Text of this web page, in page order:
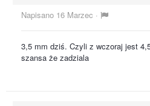
Napisano 16 Marzec ·
3,5 mm dziś. Czyli z wczoraj jest
szansa że zadziala